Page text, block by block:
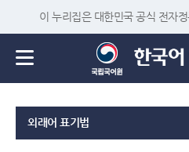
이 누리집은 대한민국 공식 전자
외래어 표기법